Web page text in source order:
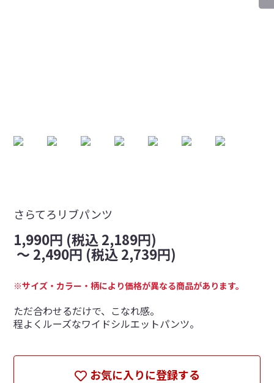
さらてろリブパンツ
1,990円 (税込 2,189円)
～ 2,490円 (税込 2,739円)
※サイズ・カラー・柄により価格が異なる商品があります。
ただ合わせるだけで、こなれ感。
程よくルーズなワイドシルエットパンツ。
お気に入りに登録する